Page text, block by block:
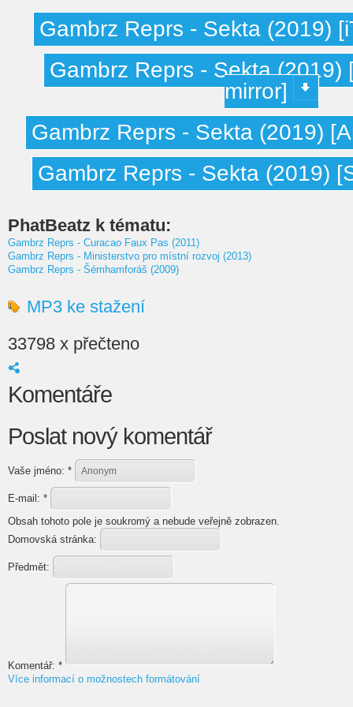
Gambrz Reprs - Sekta (2019)
Gambrz Reprs - Sekta (2019)
mirror]
Gambrz Reprs - Sekta (2019)
Gambrz Reprs - Sekta (2019)
PhatBeatz k tématu:
Gambrz Reprs - Curacao Faux Pas (2011)
Gambrz Reprs - Ministerstvo pro místní rozvoj (2013)
Gambrz Reprs - Šémhamforáš (2009)
MP3 ke stažení
33798 x přečteno
Komentáře
Poslat nový komentář
Vaše jméno: *
E-mail: *
Obsah tohoto pole je soukromý a nebude veřejně zobrazen.
Domovská stránka:
Předmět:
Komentář: *
Více informací o možnostech formátování